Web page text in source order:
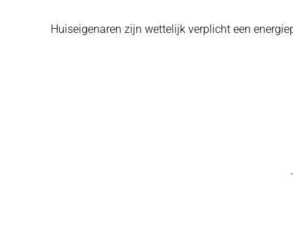
Huiseigenaren zijn wettelijk verplicht een